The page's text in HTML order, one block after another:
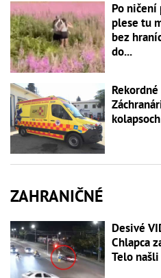
Po ničení
plese tu
bez
do...
ZAHRANIČNÉ
Desivé
Chlapca
Telo